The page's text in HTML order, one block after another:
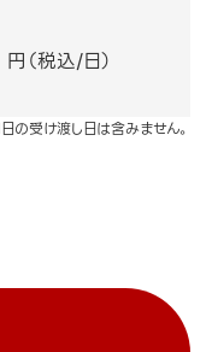
円（税込/日）
の受け渡し日は含みません。